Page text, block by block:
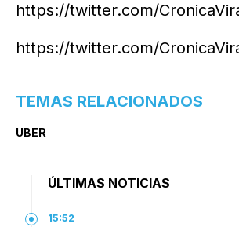
https://twitter.com/
https://twitter.com/
TEMAS RELACIONADOS
UBER
ÚLTIMAS NOTICIAS
15:52